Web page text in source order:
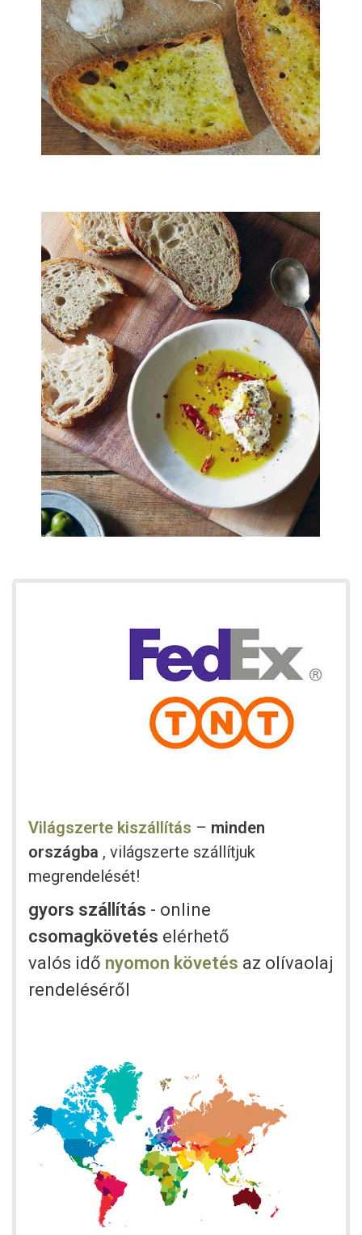
Világszerte kiszállítás – minden
országba , világszerte szállítjuk
megrendelését!
gyors szállítás - online
csomagkövetés elérhető
valós idő nyomon követés az olívaolaj
rendeléséről